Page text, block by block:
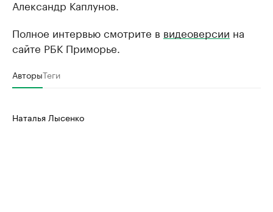
Александр Каплунов.
Полное интервью смотрите в видеоверсии на
сайте РБК Приморье.
АвторыТеги
Наталья Лысенко